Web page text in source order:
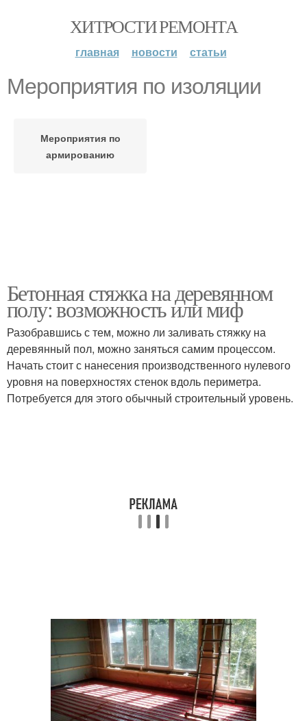
ХИТРОСТИ РЕМОНТА
главная новости статьи
Мероприятия по изоляции
Мероприятия по
армированию
Бетонная стяжка на деревянном
полу: возможность или миф
Разобравшись с тем, можно ли заливать стяжку на
деревянный пол, можно заняться самим процессом.
Начать стоит с нанесения производственного нулевого
уровня на поверхностях стенок вдоль периметра.
Потребуется для этого обычный строительный уровень.